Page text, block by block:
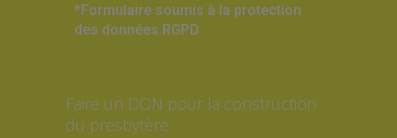
*Formulaire soumis à la protection
des données RGPD
Faire un DON pour la construction
du presbytère